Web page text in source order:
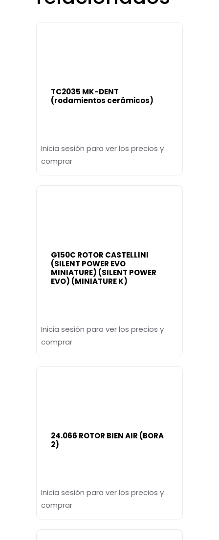
TC2035 MK-DENT
(rodamientos cerámicos)
Inicia sesión para ver los precios y
comprar
G150C ROTOR CASTELLINI
(SILENT POWER EVO
MINIATURE) (SILENT POWER
EVO) (MINIATURE K)
Inicia sesión para ver los precios y
comprar
24.066 ROTOR BIEN AIR (BORA
2)
Inicia sesión para ver los precios y
comprar